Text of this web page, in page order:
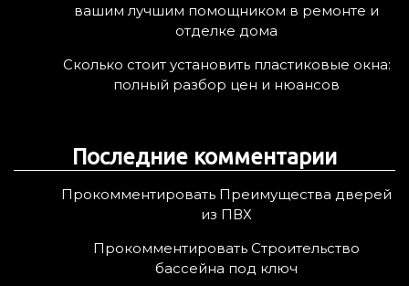
вашим лучшим помощником в ремонте и
отделке дома
Сколько стоит установить пластиковые окна:
полный разбор цен и нюансов
Последние комментарии
Прокомментировать Преимущества дверей
из ПВХ
Прокомментировать Строительство
бассейна под ключ